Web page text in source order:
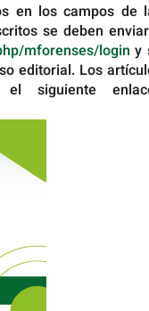
en los campos de
se deben
mforenses/login y
editorial. Los
siguiente